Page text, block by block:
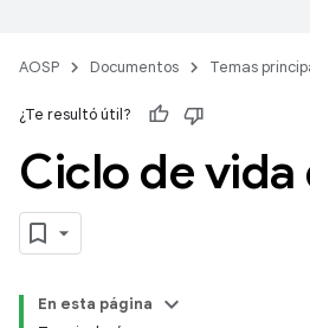
AOSP Documentos Temas
¿Te resultó útil?
Ciclo de vida
En esta página